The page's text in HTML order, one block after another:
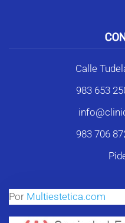
Calle
983 653
983 706
Por Multiestetica.com